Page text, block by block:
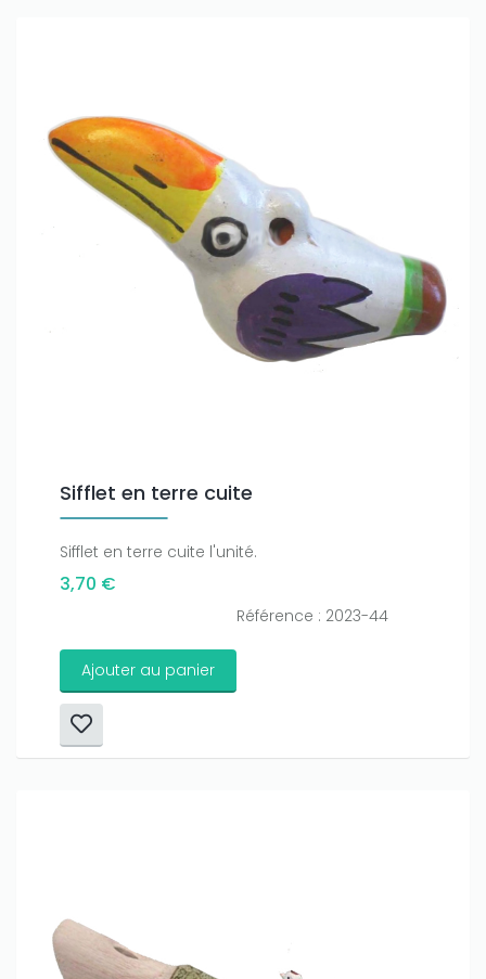
Sifflet en terre cuite
Sifflet en terre cuite l'unité.
3,70 €
Référence : 2023-44
Ajouter au panier